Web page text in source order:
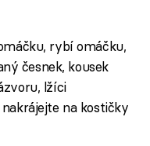
rybí omáčku,
česnek, kousek
lžíci
na kostičky